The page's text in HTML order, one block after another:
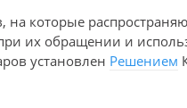
которые
их обращении и
установлен Решением